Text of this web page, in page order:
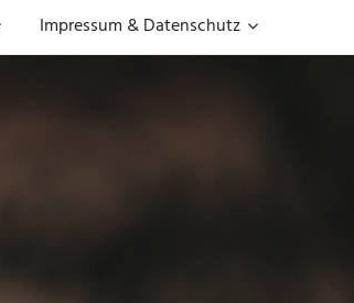
Impressum & Datenschutz